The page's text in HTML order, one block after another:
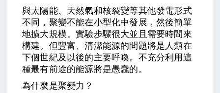
與太陽能、天然氣和核裂變等其他發電形式
不同，聚變不能在小型化中發展，然後簡單
地擴大規模。實驗步驟很大並且需要時間來
構建。但豐富、清潔能源的問題將是人類在
下個世紀及以後的主要呼喚。不充分利用這
種最有前途的能源將是愚蠢的。
為什麼是聚變力？